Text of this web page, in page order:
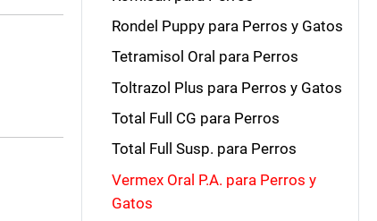
Rondel Puppy para Perros y Gatos
Tetramisol Oral para Perros
Toltrazol Plus para Perros y Gatos
Total Full CG para Perros
Total Full Susp. para Perros
Vermex Oral P.A. para Perros y
Gatos